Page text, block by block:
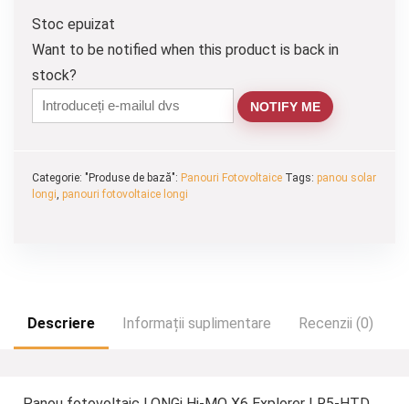
Stoc epuizat
Want to be notified when this product is back in
stock?
NOTIFY ME
Categorie: "Produse de bază": Panouri Fotovoltaice Tags: panou solar
longi, panouri fotovoltaice longi
Descriere Informații suplimentare Recenzii (0)